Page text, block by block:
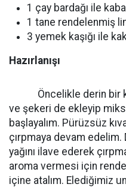
1 çay bardağı ile
1 tane rendelenmiş
3 yemek kaşığı ile
Hazırlanışı
Öncelikle derin bir
ve şekeri de ekleyip
başlayalım. Pürüzsüz
çırpmaya devam
yağını ilave ederek
aroma vermesi için
içine atalım. Elediğimiz